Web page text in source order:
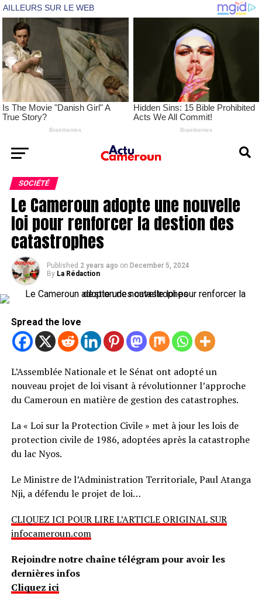
SOCIÉTÉ
Le Cameroun adopte une nouvelle
loi pour renforcer la destion des
catastrophes
Published 2 years ago on December 5, 2024
By La Rédaction
Spread the love
L’Assemblée Nationale et le Sénat ont adopté un
nouveau projet de loi visant à révolutionner l’approche
du Cameroun en matière de gestion des catastrophes.
La « Loi sur la Protection Civile » met à jour les lois de
protection civile de 1986, adoptées après la catastrophe
du lac Nyos.
Le Ministre de l’Administration Territoriale, Paul Atanga
Nji, a défendu le projet de loi…
CLIQUEZ ICI POUR LIRE L’ARTICLE ORIGINAL SUR
infocameroun.com
Rejoindre notre chaîne télégram pour avoir les
dernières infos
Cliquez ici